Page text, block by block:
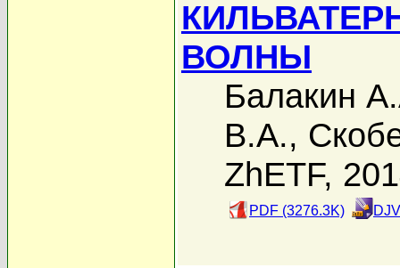
ВОЛНЫ
Балакин
В.А.,
ZhETF,
PDF (3276.3K)